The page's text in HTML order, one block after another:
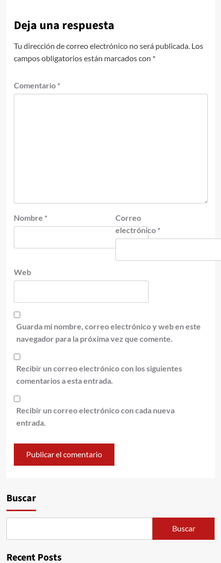
Deja una respuesta
Tu dirección de correo electrónico no será publicada. Los
campos obligatorios están marcados con *
Comentario *
Nombre *
Correo
electrónico *
Web
Guarda mi nombre, correo electrónico y web en este
navegador para la próxima vez que comente.
Recibir un correo electrónico con los siguientes
comentarios a esta entrada.
Recibir un correo electrónico con cada nueva
entrada.
Buscar
Buscar
Recent Posts